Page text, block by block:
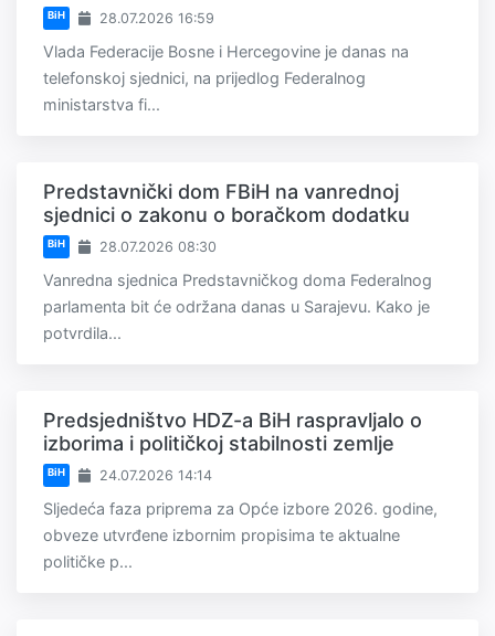
BiH 28.07.2026 16:59
Vlada Federacije Bosne i Hercegovine je danas na
telefonskoj sjednici, na prijedlog Federalnog
ministarstva fi...
Predstavnički dom FBiH na vanrednoj
sjednici o zakonu o boračkom dodatku
BiH 28.07.2026 08:30
Vanredna sjednica Predstavničkog doma Federalnog
parlamenta bit će održana danas u Sarajevu. Kako je
potvrdila...
Predsjedništvo HDZ-a BiH raspravljalo o
izborima i političkoj stabilnosti zemlje
BiH 24.07.2026 14:14
Sljedeća faza priprema za Opće izbore 2026. godine,
obveze utvrđene izbornim propisima te aktualne
političke p...